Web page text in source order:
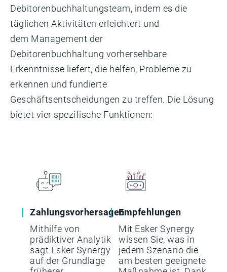
Debitorenbuchhaltungsteam, indem es die
täglichen Aktivitäten erleichtert und
dem Management der
Debitorenbuchhaltung vorhersehbare
Erkenntnisse liefert, die helfen, Probleme zu
erkennen und fundierte
Geschäftsentscheidungen zu treffen. Die Lösung
bietet vier spezifische Funktionen:
Zahlungsvorhersagen
Mithilfe von
prädiktiver Analytik
sagt Esker Synergy
auf der Grundlage
Empfehlungen
Mit Esker Synergy
wissen Sie, was in
jedem Szenario die
am besten geeignete